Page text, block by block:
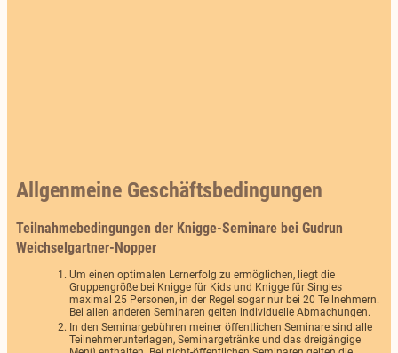
Allgenmeine Geschäftsbedingungen
Teilnahmebedingungen der Knigge-Seminare bei Gudrun
Weichselgartner-Nopper
Um einen optimalen Lernerfolg zu ermöglichen, liegt die
Gruppengröße bei Knigge für Kids und Knigge für Singles
maximal 25 Personen, in der Regel sogar nur bei 20 Teilnehmern.
Bei allen anderen Seminaren gelten individuelle Abmachungen.
In den Seminargebühren meiner öffentlichen Seminare sind alle
Teilnehmerunterlagen, Seminargetränke und das dreigängige